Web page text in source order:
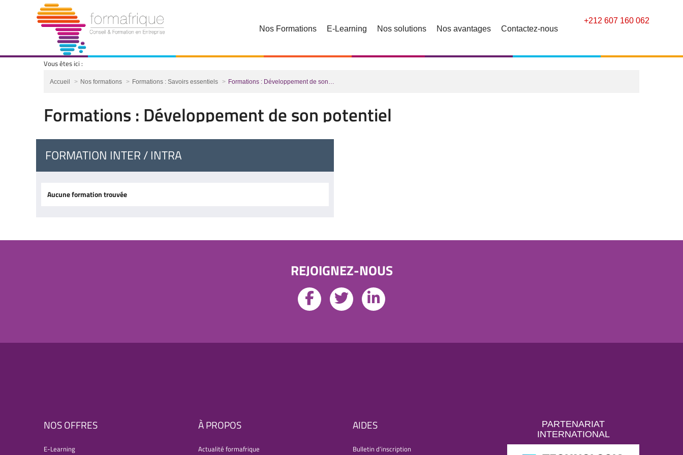
+212 607 160 062
Nos Formations
E-Learning Nos solutions Nos avantages Contactez-nous
Vous êtes ici :
Vous êtes ici :
Accueil Nos formations Formations : Savoirs essentiels Formations : Développement de son…
Formations : Développement de son potentiel
FORMATION INTER / INTRA
Aucune formation trouvée
REJOIGNEZ-NOUS
NOS OFFRES
E-Learning
À PROPOS
Actualité formafrique
AIDES
Bulletin d’inscription
PARTENARIAT
INTERNATIONAL